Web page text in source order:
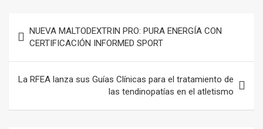
de
entradas
NUEVA MALTODEXTRIN PRO: PURA ENERGÍA CON
CERTIFICACIÓN INFORMED SPORT
La RFEA lanza sus Guías Clínicas para el tratamiento de
las tendinopatías en el atletismo